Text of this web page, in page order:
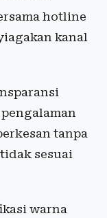
hotline
kanal
tanpa
sesuai
warna